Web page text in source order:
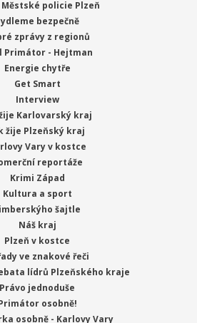
Městské policie Plzeň
bezpečně
zprávy z regionů
Primátor - Hejtman
Energie chytře
Get Smart
Interview
Karlovarský kraj
žije Plzeňský kraj
Vary v kostce
reportáže
Krimi Západ
Kultura a sport
šajtle
Náš kraj
Plzeň v kostce
ve znakové řeči
lídrů Plzeňského kraje
Právo jednoduše
osobně!
osobně - Karlovy Vary